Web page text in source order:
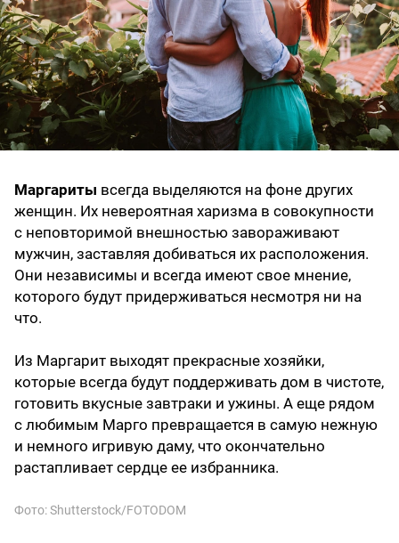
Маргариты всегда выделяются на фоне других
женщин. Их невероятная харизма в совокупности
с неповторимой внешностью завораживают
мужчин, заставляя добиваться их расположения.
Они независимы и всегда имеют свое мнение,
которого будут придерживаться несмотря ни на
что.
Из Маргарит выходят прекрасные хозяйки,
которые всегда будут поддерживать дом в чистоте,
готовить вкусные завтраки и ужины. А еще рядом
с любимым Марго превращается в самую нежную
и немного игривую даму, что окончательно
растапливает сердце ее избранника.
Фото: Shutterstock/FOTODOM